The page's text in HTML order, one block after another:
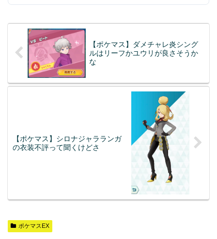
【ポケマス】ダメチャレ炎シング
ルはリーフかユウリが良さそうか
な
【ポケマス】シロナジャラランガ
の衣装不評って聞くけどさ
ポケマスEX